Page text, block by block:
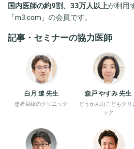
国内医師の約9割、33万人以上が利用
「m3.com 」の会員です。
記事・セミナーの協力医師
白月 遼 先生
患者目線のクリニック
森戸 やすみ 先生
どうかん山こどもクリ
ック